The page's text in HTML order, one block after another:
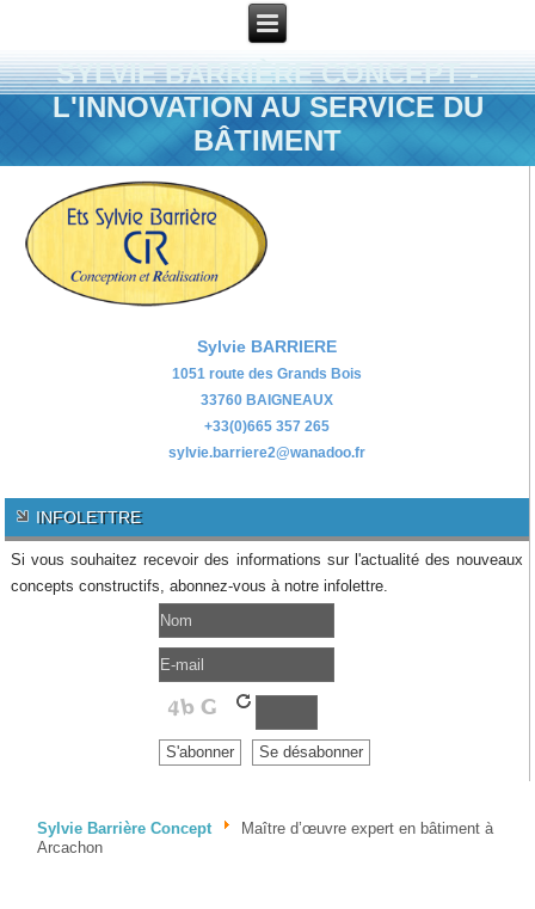
SYLVIE BARRIÈRE CONCEPT -
L'INNOVATION AU SERVICE DU
BÂTIMENT
Sylvie BARRIERE
1051 route des Grands Bois
33760 BAIGNEAUX
+33(0)665 357 265
sylvie.barriere2@wanadoo.fr
INFOLETTRE
Si vous souhaitez recevoir des informations sur l'actualité des nouveaux
concepts constructifs, abonnez-vous à notre infolettre.
Sylvie Barrière Concept
Maître d’œuvre expert en bâtiment à
Arcachon